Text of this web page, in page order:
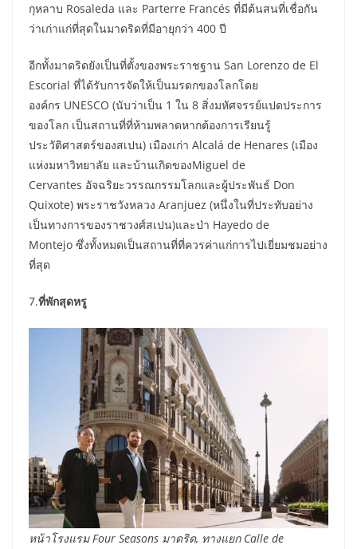
กุหลาบ Rosaleda และ Parterre Francés ที่มีต้นสนที่เชื่อกัน
ว่าเก่าแก่ที่สุดในมาดริดที่มีอายุกว่า 400 ปี
อีกทั้งมาดริดยังเป็นที่ตั้งของพระราชฐาน San Lorenzo de El
Escorial ที่ได้รับการจัดให้เป็นมรดกของโลกโดย
องค์กร UNESCO (นับว่าเป็น 1 ใน 8 สิ่งมหัศจรรย์แปดประการ
ของโลก เป็นสถานที่ที่ห้ามพลาดหากต้องการเรียนรู้
ประวัติศาสตร์ของสเปน) เมืองเก่า Alcalá de Henares (เมือง
แห่งมหาวิทยาลัย และบ้านเกิดของMiguel de
Cervantes อัจฉริยะวรรณกรรมโลกและผู้ประพันธ์ Don
Quixote) พระราชวังหลวง Aranjuez (หนึ่งในที่ประทับอย่าง
เป็นทางการของราชวงศ์สเปน)และป่า Hayedo de
Montejo ซึ่งทั้งหมดเป็นสถานที่ที่ควรค่าแก่การไปเยี่ยมชมอย่าง
ที่สุด
7.ที่พักสุดหรู
หน้าโรงแรมFour Seasons มาดริด, ทางแยกCalle de